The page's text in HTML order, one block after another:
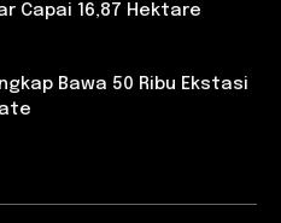
Capai 16,87 Hektare
Bawa 50 Ribu Ekstasi